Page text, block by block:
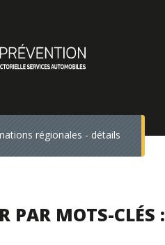
régionales - détails
PAR MOTS-CLÉS :